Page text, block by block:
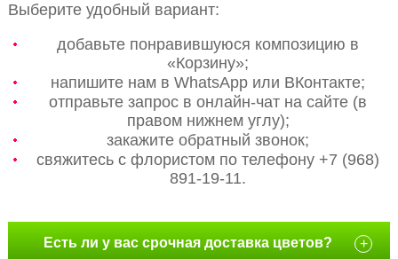
Выберите удобный вариант:
добавьте понравившуюся композицию в
«Корзину»;
напишите нам в WhatsApp или ВКонтакте;
отправьте запрос в онлайн-чат на сайте (в
правом нижнем углу);
закажите обратный звонок;
свяжитесь с флористом по телефону +7 (968)
891-19-11.
Есть ли у вас срочная доставка цветов? +